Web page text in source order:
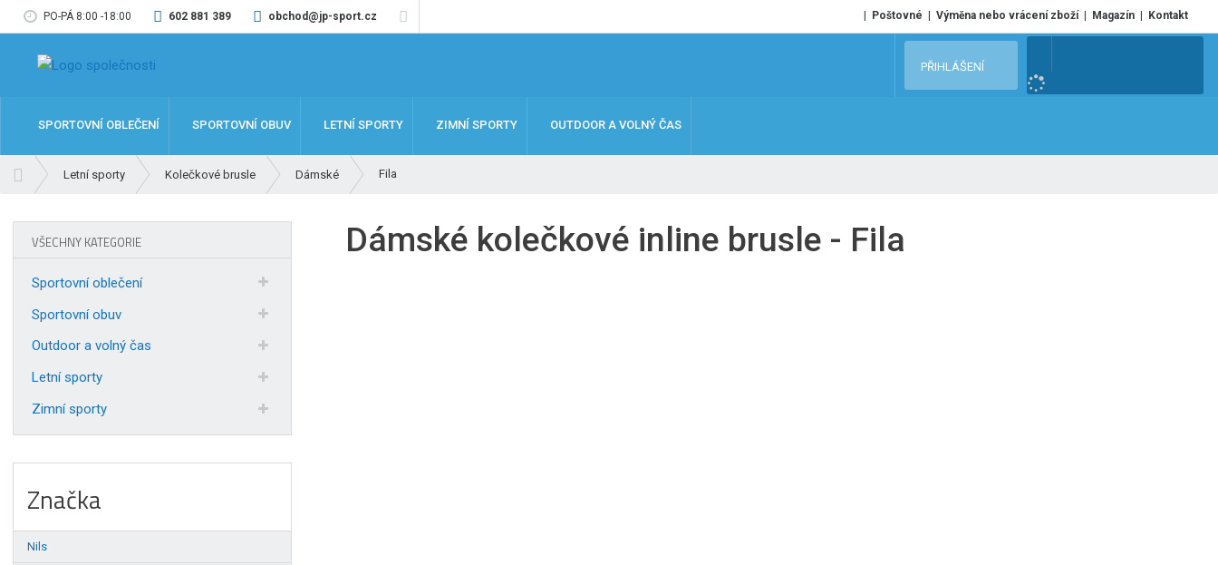
PO-PÁ 8:00 -18:00 602 881 389 obchod@jp-sport.cz Poštovné Výměna nebo vrácení zboží Magazín Kontakt
e
PŘIHLÁŠENÍ
SPORTOVNÍ OBLEČENÍ SPORTOVNÍ OBUV LETNÍ SPORTY ZIMNÍ SPORTY OUTDOOR A VOLNÝ ČAS
Letní sporty Kolečkové brusle Dámské Fila
Dámské kolečkové inline brusle - Fila
VŠECHNY KATEGORIE
Sportovní oblečení
Sportovní obuv
Outdoor a volný čas
Letní sporty
Zimní sporty
Značka
Nils